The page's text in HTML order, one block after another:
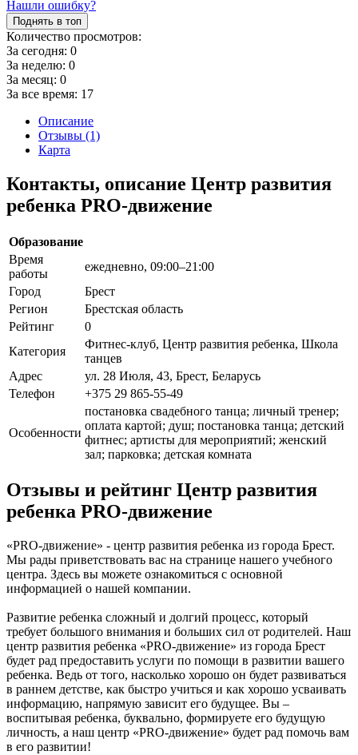
Нашли ошибку?
Поднять в топ
Количество просмотров:
За сегодня: 0
За неделю: 0
За месяц: 0
За все время: 17
Описание
Отзывы (1)
Карта
Контакты, описание Центр развития
ребенка PRO-движение
Образование
Время
работы
ежедневно, 09:00–21:00
Город
Брест
Регион
Брестская область
Рейтинг
0
Категория
Фитнес-клуб, Центр развития ребенка, Школа
танцев
Адрес
ул. 28 Июля, 43, Брест, Беларусь
Телефон
+375 29 865-55-49
Особенности
постановка свадебного танца; личный тренер;
оплата картой; душ; постановка танца; детский
фитнес; артисты для мероприятий; женский
зал; парковка; детская комната
Отзывы и рейтинг Центр развития
ребенка PRO-движение
«PRO-движение» - центр развития ребенка из города Брест.
Мы рады приветствовать вас на странице нашего учебного
центра. Здесь вы можете ознакомиться с основной
информацией о нашей компании.
Развитие ребенка сложный и долгий процесс, который
требует большого внимания и больших сил от родителей. Наш
центр развития ребенка «PRO-движение» из города Брест
будет рад предоставить услуги по помощи в развитии вашего
ребенка. Ведь от того, насколько хорошо он будет развиваться
в раннем детстве, как быстро учиться и как хорошо усваивать
информацию, напрямую зависит его будущее. Вы –
воспитывая ребенка, буквально, формируете его будущую
личность, а наш центр «PRO-движение» будет рад помочь вам
в его развитии!